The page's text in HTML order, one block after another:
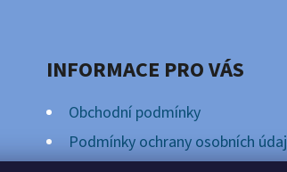
INFORMACE PRO VÁS
Obchodní podmínky
Podmínky ochrany osobních